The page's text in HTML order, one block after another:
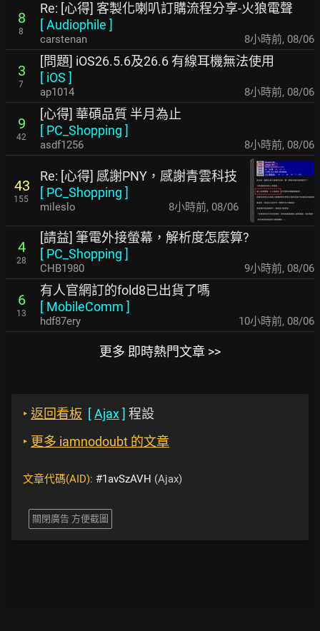
8
8
Re: [心得] 客製化喇叭訂購流程分享-火狼電聲
[Audiophile ]
carstenan 8小時前, 08/06
3
7
[問題] iOS26.5.6及26.6 有線耳機無法使用
[ iOS ]
ap1014 8小時前, 08/06
9
42
[心得] 華碩品質 半月為止
[ PC_Shopping ]
asdf1256 8小時前, 08/06
43
155
Re: [心得] 感謝PNY，感謝青雲科技
[ PC_Shopping ]
mileslo 8小時前, 08/06
4
28
[請益] 筆電外接螢幕，解析度怎麼算?
[ PC_Shopping ]
CHB1980 9小時前, 08/06
6
13
有人官網訂的fold8已出貨了嗎
[ MobileComm ]
hdf87ery 10小時前, 08/06
更多 即時熱門文章 >>
‣ 返回看板 [Ajax] 程設
‣ 更多 iamnodoubt 的文章
文章代碼(AID): #1avSzAVH (Ajax)
關閉廣告 方便截圖